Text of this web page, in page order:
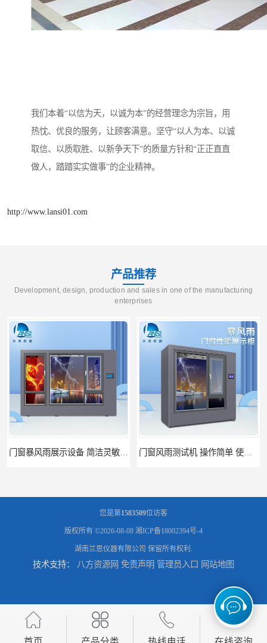
我们本着“以信为天，以诚为本”的经营理念为宗旨，用
热忱、优良的服务，让顾客满意。坚守“以人为本、以诚
取信、以质取胜、以新争天下”的质量方针和“正正直直
做人，踏踏实实做事”的企业精神。
http://www.lansi01.com
产品推荐
Development, design, production and sales in one of the manufacturing
enterprises
门窗风雨测试机 操作简单 使用寿命长
门窗雷电展示 智能操控 灵敏方便 高低温恒温试验箱 彩屏操作 移动和放置方便
您是第1583509位访客
版权所有 ©2026-08-08 湘ICP备18002394号-4
湖南兰思仪器有限公司 保留所有权利.
技术支持： 八方资源网 免责声明 管理员入口 网站地图